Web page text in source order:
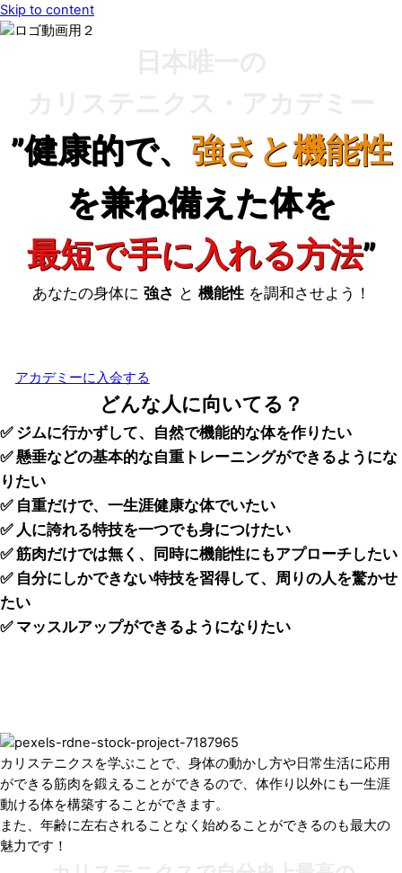
Skip to content
”健康的で、 強さと機能性
を兼ね備えた体を
最短で手に入れる方法”
あなたの身体に 強さ と 機能性を調和させよう！
アカデミーに入会する
どんな人に向いてる？
✅ ジムに行かずして、自然で機能的な体を作りたい
✅ 懸垂などの基本的な自重トレーニングができるようにな
りたい
✅ 自重だけで、一生涯健康な体でいたい
✅ 人に誇れる特技を一つでも身につけたい
✅ 筋肉だけでは無く、同時に機能性にもアプローチしたい
✅ 自分にしかできない特技を習得して、周りの人を驚かせ
たい
✅ マッスルアップができるようになりたい
カリステニクスを学ぶことで、身体の動かし方や日常生活に応用
ができる筋肉を鍛えることができるので、体作り以外にも一生涯
動ける体を構築することができます。
また、年齢に左右されることなく始めることができるのも最大の
魅力です！